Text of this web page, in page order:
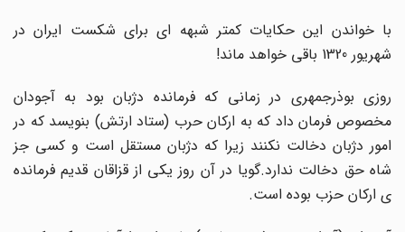
با خواندن این حکایات کمتر شبهه ای برای شکست ایران در
شهریور 1320 باقی خواهد ماند!
روزی بوذرجمهری در زمانی که فرمانده دژبان بود به آجودان
مخصوص فرمان داد که به ارکان حرب (ستاد ارتش) بنویسد که در
امور دژبان دخالت نکنند زیرا که دژبان مستقل است و کسی جز
شاه حق دخالت ندارد.گویا در آن روز یکی از قزاقان قدیم فرمانده
ی ارکان حزب بوده است.